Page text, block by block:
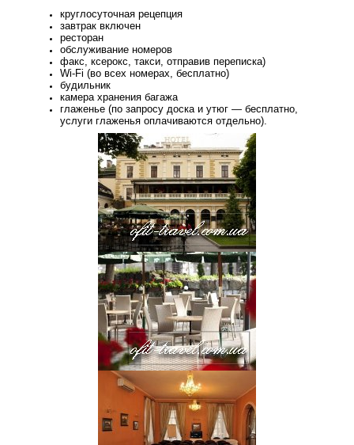
круглосуточная рецепция
завтрак включен
ресторан
обслуживание номеров
факс, ксерокс, такси, отправив переписка)
Wi-Fi (во всех номерах, бесплатно)
будильник
камера хранения багажа
глаженье (по запросу доска и утюг — бесплатно,
услуги глаженья оплачиваются отдельно).